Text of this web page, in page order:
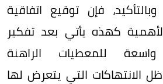
فإن توقيع اتفاقية
كهذه يأتي بعد تفكير
للمعطيات الراهنة
الانتهاكات التي يتعرض لها